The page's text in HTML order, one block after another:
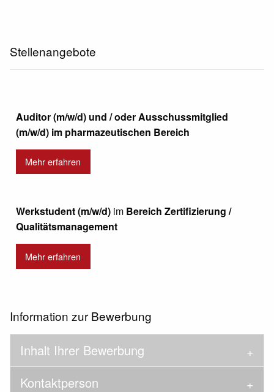
Stellenangebote
Auditor (m/w/d) und / oder Ausschussmitglied
(m/w/d) im pharmazeutischen Bereich
Mehr erfahren
Werkstudent (m/w/d) im Bereich Zertifizierung /
Qualitätsmanagement
Mehr erfahren
Information zur Bewerbung
Inhalt Ihrer Bewerbung
Kontaktperson